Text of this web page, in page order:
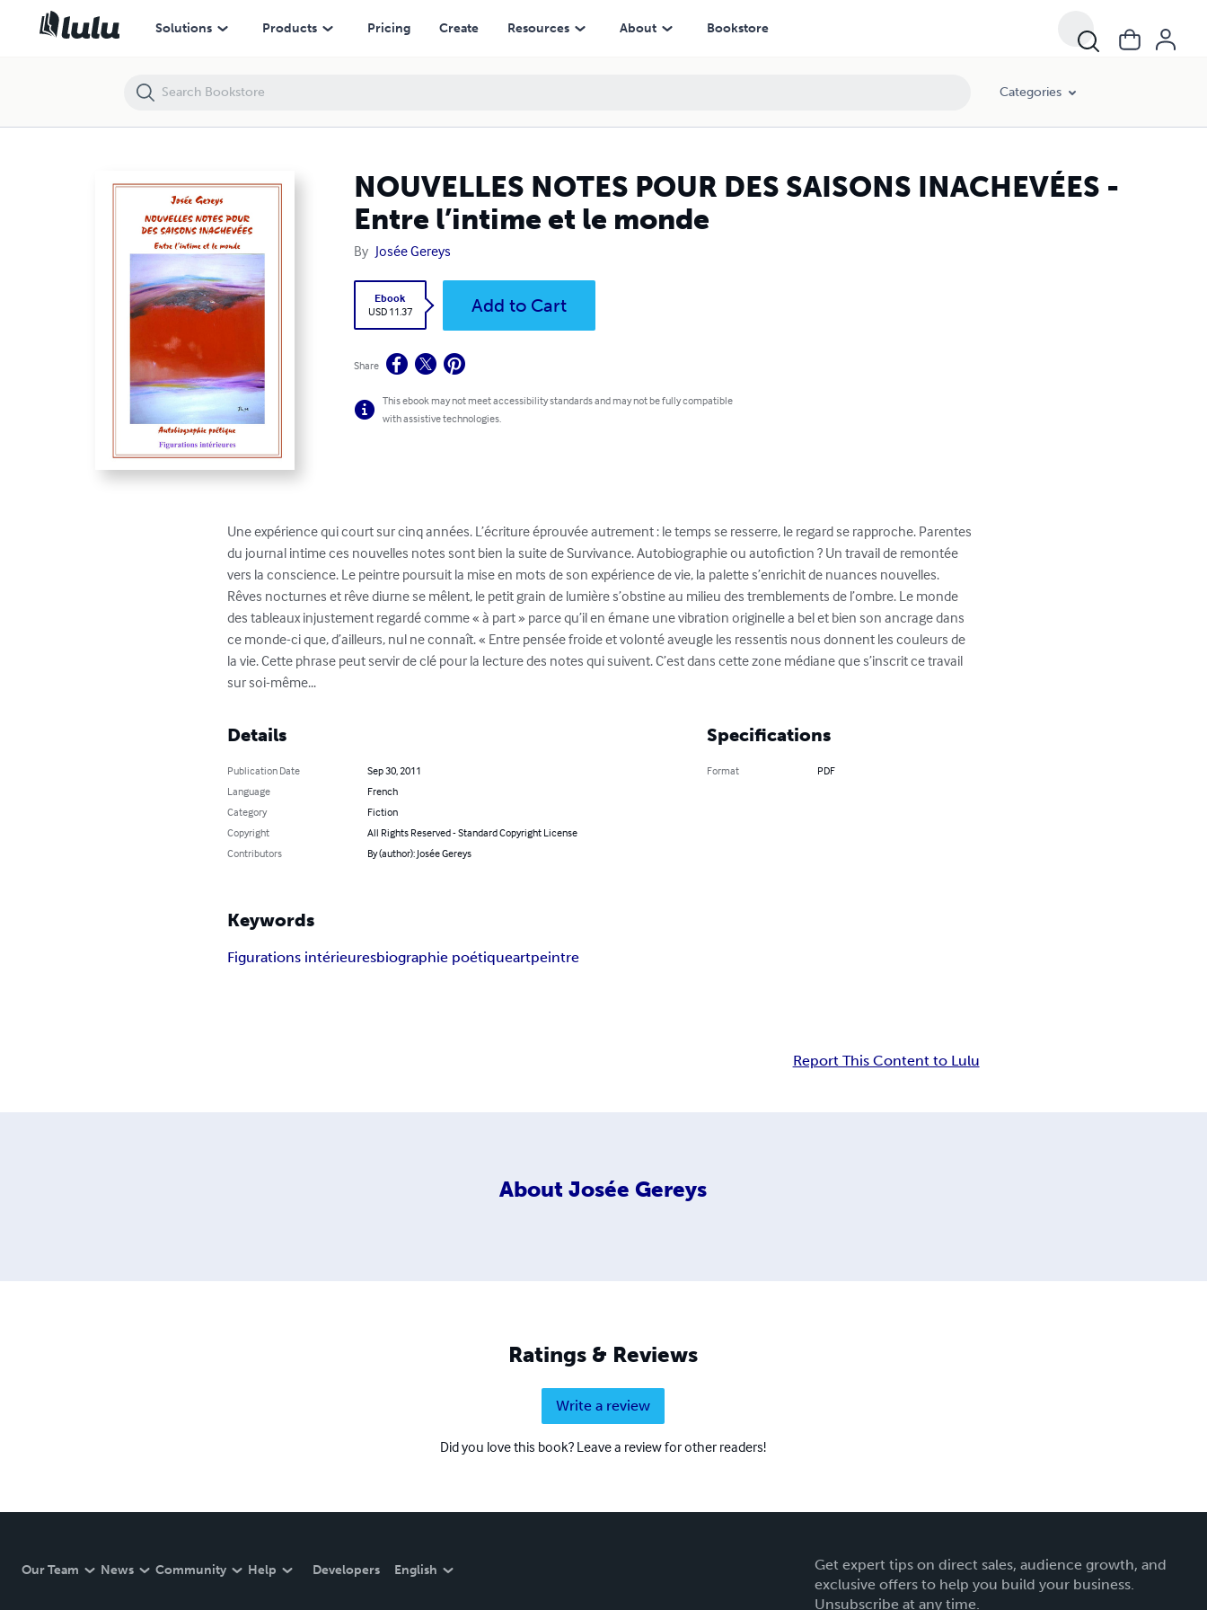
Solutions Products Pricing Create Resources About Bookstore
Categories
NOUVELLES NOTES POUR DES SAISONS INACHEVÉES -
Entre l’intime et le monde
By Josée Gereys
Ebook
USD 11.37
Add to Cart
Share
This ebook may not meet accessibility standards and may not be fully compatible
with assistive technologies.
Une expérience qui court sur cinq années. L’écriture éprouvée autrement : le temps se resserre, le regard se rapproche. Parentes
du journal intime ces nouvelles notes sont bien la suite de Survivance. Autobiographie ou autofiction ? Un travail de remontée
vers la conscience. Le peintre poursuit la mise en mots de son expérience de vie, la palette s’enrichit de nuances nouvelles.
Rêves nocturnes et rêve diurne se mêlent, le petit grain de lumière s’obstine au milieu des tremblements de l’ombre. Le monde
des tableaux injustement regardé comme « à part » parce qu’il en émane une vibration originelle a bel et bien son ancrage dans
ce monde-ci que, d’ailleurs, nul ne connaît. « Entre pensée froide et volonté aveugle les ressentis nous donnent les couleurs de
la vie. Cette phrase peut servir de clé pour la lecture des notes qui suivent. C’est dans cette zone médiane que s’inscrit ce travail
sur soi-même...
Details
Publication Date
Sep 30, 2011
Language
French
Category
Fiction
Copyright
All Rights Reserved - Standard Copyright License
Contributors
By (author): Josée Gereys
Specifications
Format PDF
Keywords
Figurations intérieuresbiographie poétiqueartpeintre
Report This Content to Lulu
About Josée Gereys
Ratings & Reviews
Write a review
Did you love this book? Leave a review for other readers!
Our Team News Community Help Developers English
Get expert tips on direct sales, audience growth, and
exclusive offers to help you build your business.
Unsubscribe at any time.
NOUVELLES NOTES POUR DES SAISONS INACHEVÉES - Entre l’intime et le monde